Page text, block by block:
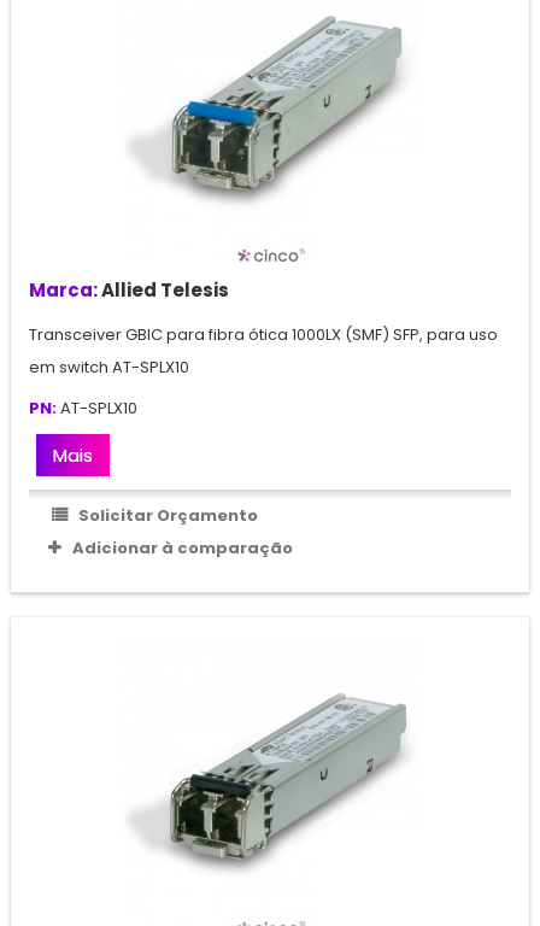
Marca:Allied Telesis
Transceiver GBIC para fibra ótica 1000LX (SMF) SFP, para uso
em switch AT-SPLX10
PN:AT-SPLX10
Mais
Solicitar Orçamento
Adicionar à comparação